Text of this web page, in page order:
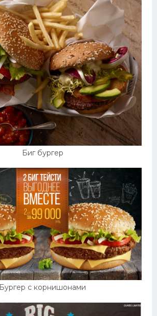
Биг бургер
Бургер с корнишонами